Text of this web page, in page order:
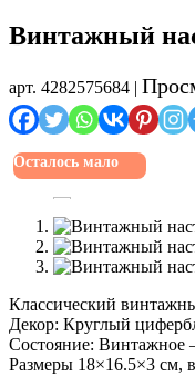
Винтажный
арт. 4282575684 |
Осталось мало
Классический
Декор: Круглый
Состояние: Винтажное
Размеры 18×16.5×3 см,